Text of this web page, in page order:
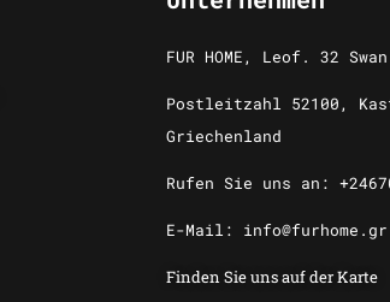
FUR HOME, Leof. 32
Postleitzahl 52100,
Griechenland
Rufen Sie uns an:
E-Mail: info@furhome.gr
Finden Sie uns auf der Karte